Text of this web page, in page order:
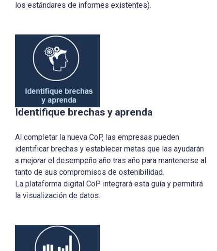
los estándares de informes existentes).
Identifique brechas y aprenda
Al completar la nueva CoP, las empresas pueden
identificar brechas y establecer metas que las ayudarán
a mejorar el desempeño año tras año para mantenerse al
tanto de sus compromisos de ostenibilidad.
La plataforma digital CoP integrará esta guía y permitirá
la visualización de datos.